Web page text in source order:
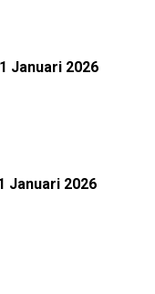
Januari 2026
Januari 2026